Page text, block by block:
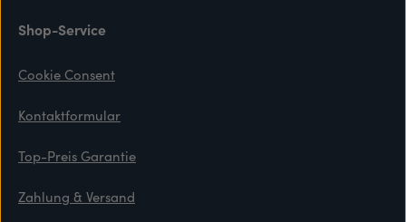
Shop-Service
Cookie Consent
Kontaktformular
Top-Preis Garantie
Zahlung & Versand